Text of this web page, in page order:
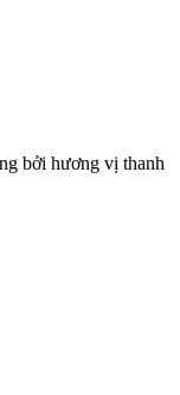
bởi hương vị thanh